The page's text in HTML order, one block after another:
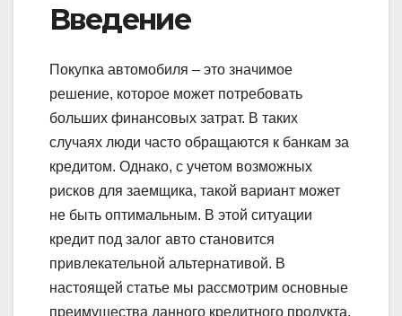
Введение
Покупка автомобиля – это значимое
решение, которое может потребовать
больших финансовых затрат. В таких
случаях люди часто обращаются к банкам за
кредитом. Однако, с учетом возможных
рисков для заемщика, такой вариант может
не быть оптимальным. В этой ситуации
кредит под залог авто становится
привлекательной альтернативой. В
настоящей статье мы рассмотрим основные
преимущества данного кредитного продукта.